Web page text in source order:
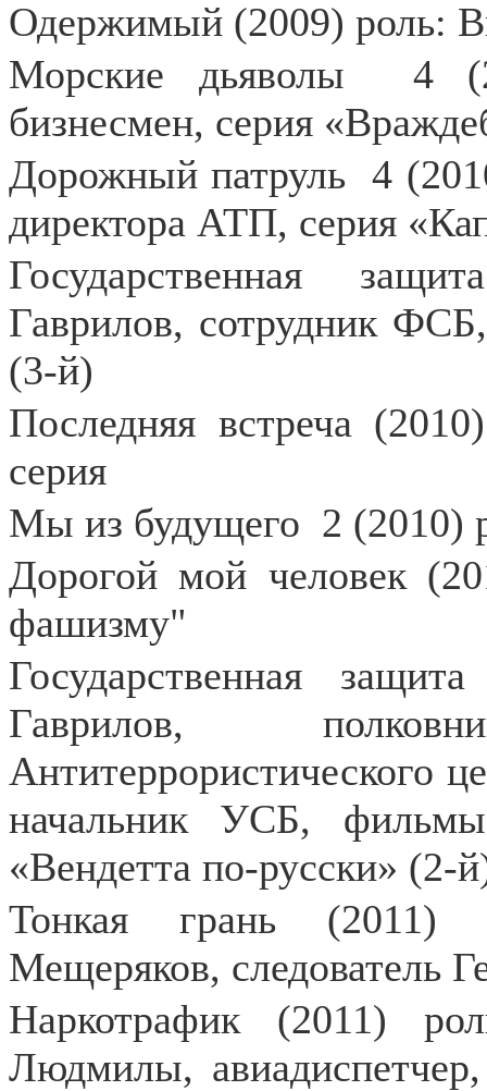
Одержимый (2009) роль:
Морские дьяволы
4
бизнесмен, серия
Дорожный патруль 4
директора АТП, серия
Государственная
Гаврилов, сотрудник
(3-й)
Последняя встреча
серия
Мы из будущего 2 (2010)
Дорогой мой человек
фашизму"
Государственная защита
Гаврилов,
Антитеррористического
начальник УСБ,
«Вендетта по-русски» (2-
Тонкая грань (2011)
Мещеряков, следователь
Наркотрафик (2011)
Людмилы,